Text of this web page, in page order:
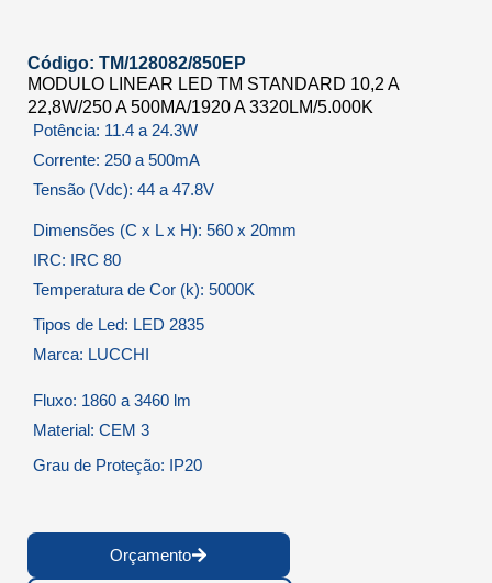
Código: TM/128082/850EP
MODULO LINEAR LED TM STANDARD 10,2 A
22,8W/250 A 500MA/1920 A 3320LM/5.000K
Potência: 11.4 a 24.3W
Corrente: 250 a 500mA
Tensão (Vdc): 44 a 47.8V
Dimensões (C x L x H): 560 x 20mm
IRC: IRC 80
Temperatura de Cor (k): 5000K
Tipos de Led: LED 2835
Marca: LUCCHI
Fluxo: 1860 a 3460 lm
Material: CEM 3
Grau de Proteção: IP20
Orçamento